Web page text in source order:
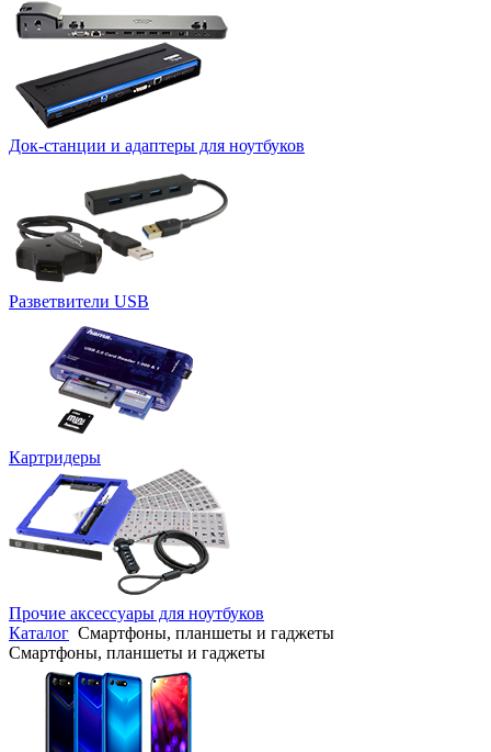
Док-станции и адаптеры для ноутбуков
Разветвители USB
Картридеры
Прочие аксессуары для ноутбуков
Каталог Смартфоны, планшеты и гаджеты
Смартфоны, планшеты и гаджеты